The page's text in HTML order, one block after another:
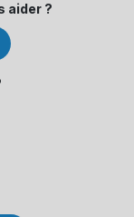
aider ?